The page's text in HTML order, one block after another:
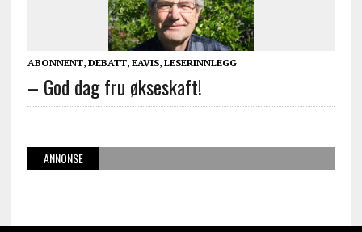
ABONNENT, DEBATT, EAVIS, LESERINNLEGG
– God dag fru økseskaft!
ANNONSE